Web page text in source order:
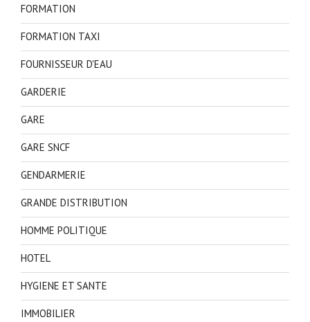
FORMATION
FORMATION TAXI
FOURNISSEUR D'EAU
GARDERIE
GARE
GARE SNCF
GENDARMERIE
GRANDE DISTRIBUTION
HOMME POLITIQUE
HOTEL
HYGIENE ET SANTE
IMMOBILIER